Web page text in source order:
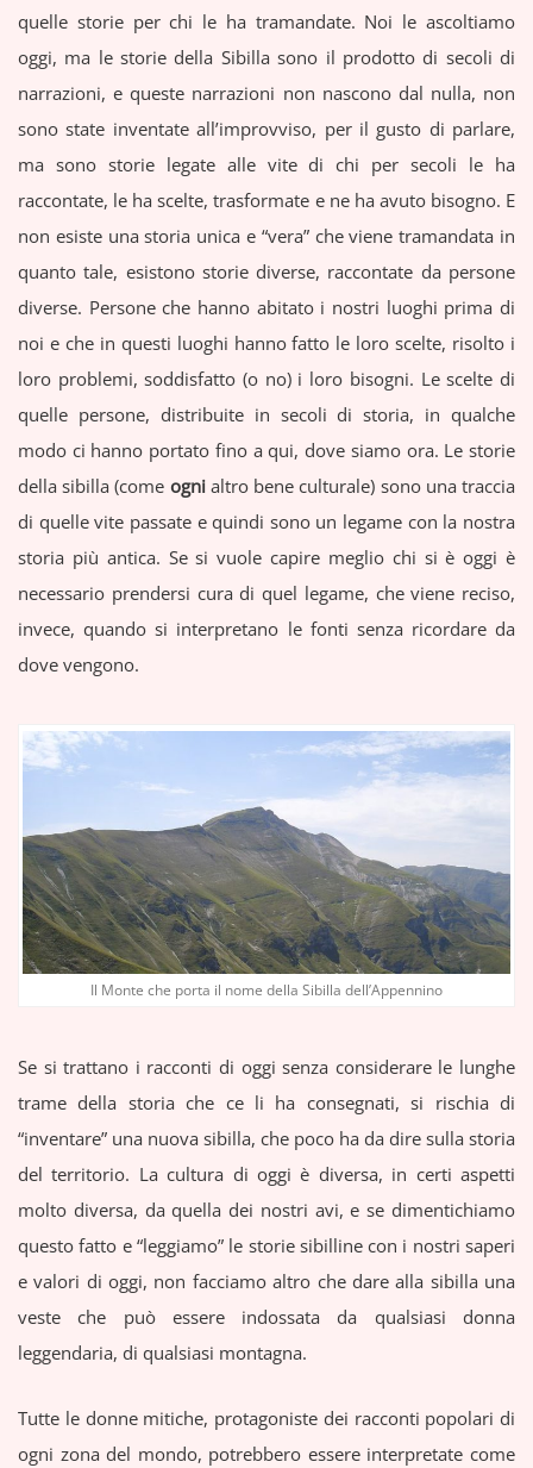
quelle storie per chi le ha tramandate. Noi le ascoltiamo
oggi, ma le storie della Sibilla sono il prodotto di secoli di
narrazioni, e queste narrazioni non nascono dal nulla, non
sono state inventate all’improvviso, per il gusto di parlare,
ma sono storie legate alle vite di chi per secoli le ha
raccontate, le ha scelte, trasformate e ne ha avuto bisogno. E
non esiste una storia unica e “vera” che viene tramandata in
quanto tale, esistono storie diverse, raccontate da persone
diverse. Persone che hanno abitato i nostri luoghi prima di
noi e che in questi luoghi hanno fatto le loro scelte, risolto i
loro problemi, soddisfatto (o no) i loro bisogni. Le scelte di
quelle persone, distribuite in secoli di storia, in qualche
modo ci hanno portato fino a qui, dove siamo ora. Le storie
della sibilla (come ognialtro bene culturale) sono una traccia
di quelle vite passate e quindi sono un legame con la nostra
storia più antica. Se si vuole capire meglio chi si è oggi è
necessario prendersi cura di quel legame, che viene reciso,
invece, quando si interpretano le fonti senza ricordare da
dove vengono.
Il Monte che porta il nome della Sibilla dell’Appennino
Se si trattano i racconti di oggi senza considerare le lunghe
trame della storia che ce li ha consegnati, si rischia di
“inventare” una nuova sibilla, che poco ha da dire sulla storia
del territorio. La cultura di oggi è diversa, in certi aspetti
molto diversa, da quella dei nostri avi, e se dimentichiamo
questo fatto e “leggiamo” le storie sibilline con i nostri saperi
e valori di oggi, non facciamo altro che dare alla sibilla una
veste che può essere indossata da qualsiasi donna
leggendaria, di qualsiasi montagna.
Tutte le donne mitiche, protagoniste dei racconti popolari di
ogni zona del mondo, potrebbero essere interpretate come